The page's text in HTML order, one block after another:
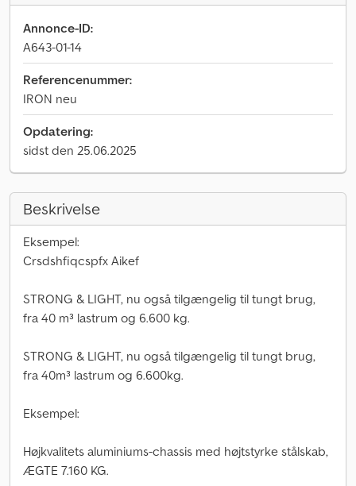
Annonce-ID:
A643-01-14
Referencenummer:
IRON neu
Opdatering:
sidst den 25.06.2025
Beskrivelse
Eksempel:
Crsdshfiqcspfx Aikef
STRONG & LIGHT, nu også tilgængelig til tungt brug,
fra 40 m³ lastrum og 6.600 kg.
STRONG & LIGHT, nu også tilgængelig til tungt brug,
fra 40m³ lastrum og 6.600kg.
Eksempel:
Højkvalitets aluminiums-chassis med højtstyrke stålskab,
ÆGTE 7.160 KG.